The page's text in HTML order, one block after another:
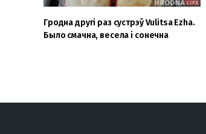
Гродна другі раз сустрэў Vulitsa Ezha.
Было смачна, весела і сонечна